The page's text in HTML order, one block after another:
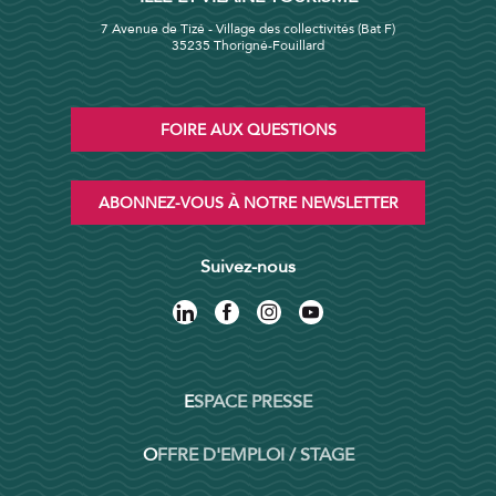
7 Avenue de Tizé - Village des collectivités (Bat F)
35235 Thorigné-Fouillard
FOIRE AUX QUESTIONS
ABONNEZ-VOUS À NOTRE NEWSLETTER
Suivez-nous
ESPACE PRESSE
OFFRE D'EMPLOI / STAGE